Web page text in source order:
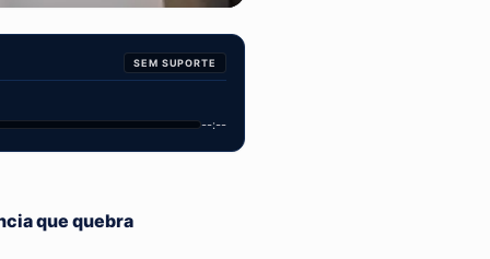
SEM SUPORTE
--:--
que quebra